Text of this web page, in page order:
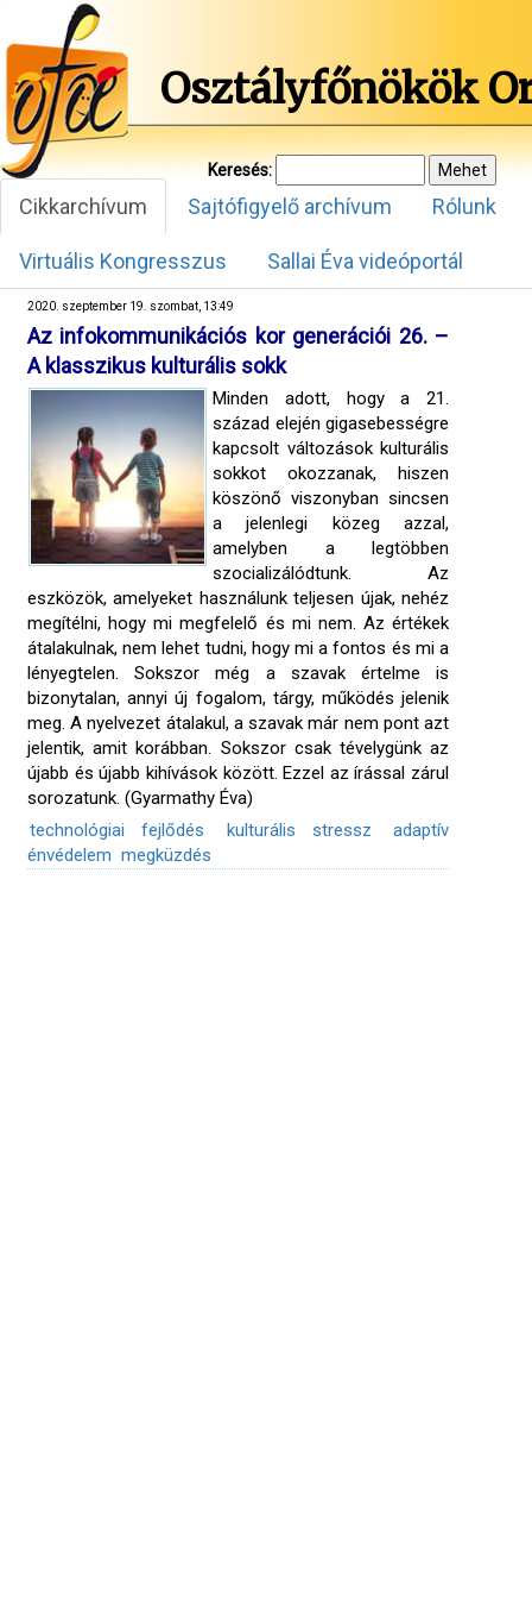
Osztályfőnökök
Keresés:
Cikkarchívum Sajtófigyelő archívum Rólunk
Virtuális Kongresszus Sallai Éva videóportál
2020. szeptember 19. szombat, 13:49
Az infokommunikációs kor generációi 26. –
A klasszikus kulturális sokk
Minden adott, hogy a 21.
század elején gigasebességre
kapcsolt változások kulturális
sokkot okozzanak, hiszen
köszönő viszonyban sincsen
a jelenlegi közeg azzal,
amelyben a legtöbben
szocializálódtunk. Az
eszközök, amelyeket használunk teljesen újak, nehéz
megítélni, hogy mi megfelelő és mi nem. Az értékek
átalakulnak, nem lehet tudni, hogy mi a fontos és mi a
lényegtelen. Sokszor még a szavak értelme is
bizonytalan, annyi új fogalom, tárgy, működés jelenik
meg. A nyelvezet átalakul, a szavak már nem pont azt
jelentik, amit korábban. Sokszor csak tévelygünk az
újabb és újabb kihívások között. Ezzel az írással zárul
sorozatunk. (Gyarmathy Éva)
technológiai fejlődés
kulturális stressz
adaptív
énvédelem megküzdés